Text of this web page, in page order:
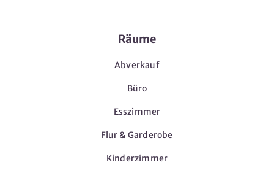
Räume
Abverkauf
Büro
Esszimmer
Flur & Garderobe
Kinderzimmer